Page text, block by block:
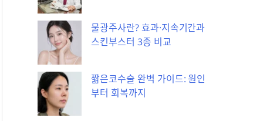
물광주사란? 효과·지속기간과
스킨부스터 3종 비교
짧은코수술 완벽 가이드: 원인
부터 회복까지